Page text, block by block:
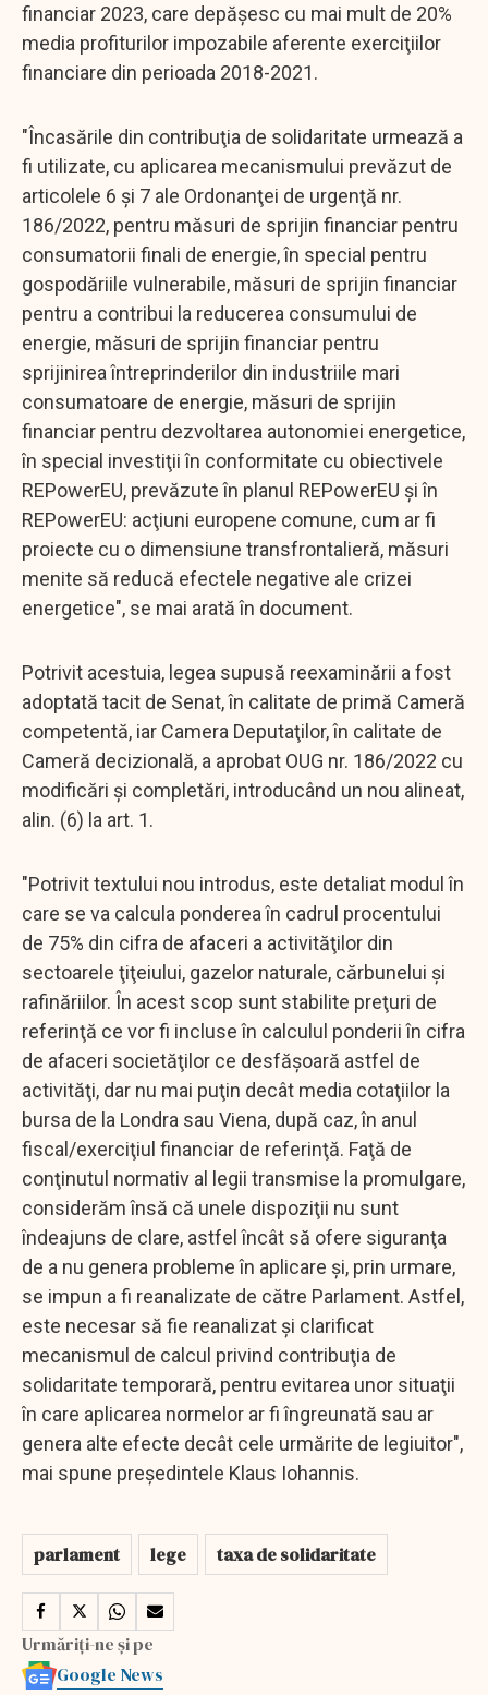
financiar 2023, care depăşesc cu mai mult de 20%
media profiturilor impozabile aferente exerciţiilor
financiare din perioada 2018-2021.
"Încasările din contribuţia de solidaritate urmează a
fi utilizate, cu aplicarea mecanismului prevăzut de
articolele 6 şi 7 ale Ordonanţei de urgenţă nr.
186/2022, pentru măsuri de sprijin financiar pentru
consumatorii finali de energie, în special pentru
gospodăriile vulnerabile, măsuri de sprijin financiar
pentru a contribui la reducerea consumului de
energie, măsuri de sprijin financiar pentru
sprijinirea întreprinderilor din industriile mari
consumatoare de energie, măsuri de sprijin
financiar pentru dezvoltarea autonomiei energetice,
în special investiţii în conformitate cu obiectivele
REPowerEU, prevăzute în planul REPowerEU şi în
REPowerEU: acţiuni europene comune, cum ar fi
proiecte cu o dimensiune transfrontalieră, măsuri
menite să reducă efectele negative ale crizei
energetice", se mai arată în document.
Potrivit acestuia, legea supusă reexaminării a fost
adoptată tacit de Senat, în calitate de primă Cameră
competentă, iar Camera Deputaţilor, în calitate de
Cameră decizională, a aprobat OUG nr. 186/2022 cu
modificări şi completări, introducând un nou alineat,
alin. (6) la art. 1.
"Potrivit textului nou introdus, este detaliat modul în
care se va calcula ponderea în cadrul procentului
de 75% din cifra de afaceri a activităţilor din
sectoarele ţiţeiului, gazelor naturale, cărbunelui şi
rafinăriilor. În acest scop sunt stabilite preţuri de
referinţă ce vor fi incluse în calculul ponderii în cifra
de afaceri societăţilor ce desfăşoară astfel de
activităţi, dar nu mai puţin decât media cotaţiilor la
bursa de la Londra sau Viena, după caz, în anul
fiscal/exerciţiul financiar de referinţă. Faţă de
conţinutul normativ al legii transmise la promulgare,
considerăm însă că unele dispoziţii nu sunt
îndeajuns de clare, astfel încât să ofere siguranţa
de a nu genera probleme în aplicare şi, prin urmare,
se impun a fi reanalizate de către Parlament. Astfel,
este necesar să fie reanalizat şi clarificat
mecanismul de calcul privind contribuţia de
solidaritate temporară, pentru evitarea unor situaţii
în care aplicarea normelor ar fi îngreunată sau ar
genera alte efecte decât cele urmărite de legiuitor",
mai spune preşedintele Klaus Iohannis.
parlament lege taxa de solidaritate
Urmăriți-ne și pe
Google News